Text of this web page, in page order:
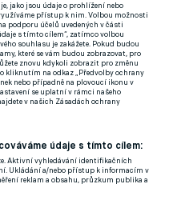
a žurnalistika
jako jsou údaje o prohlížení nebo
přístup k nim. Volbou možnosti
podporu účelů uvedených v části
s tímto cílem“, zatímco volbou
souhlasu je zakážete. Pokud budou
které se vám budou zobrazovat, pro
znovu kdykoli zobrazit pro změnu
kliknutím na odkaz „Předvolby ochrany
nebo případně na plovoucí ikonu v
se uplatní v rámci našeho
v našich Zásadách ochrany
údaje s tímto cílem:
Aktivní vyhledávání identifikačních
Ukládání a/nebo přístup k informacím v
reklam a obsahu, průzkum publika a